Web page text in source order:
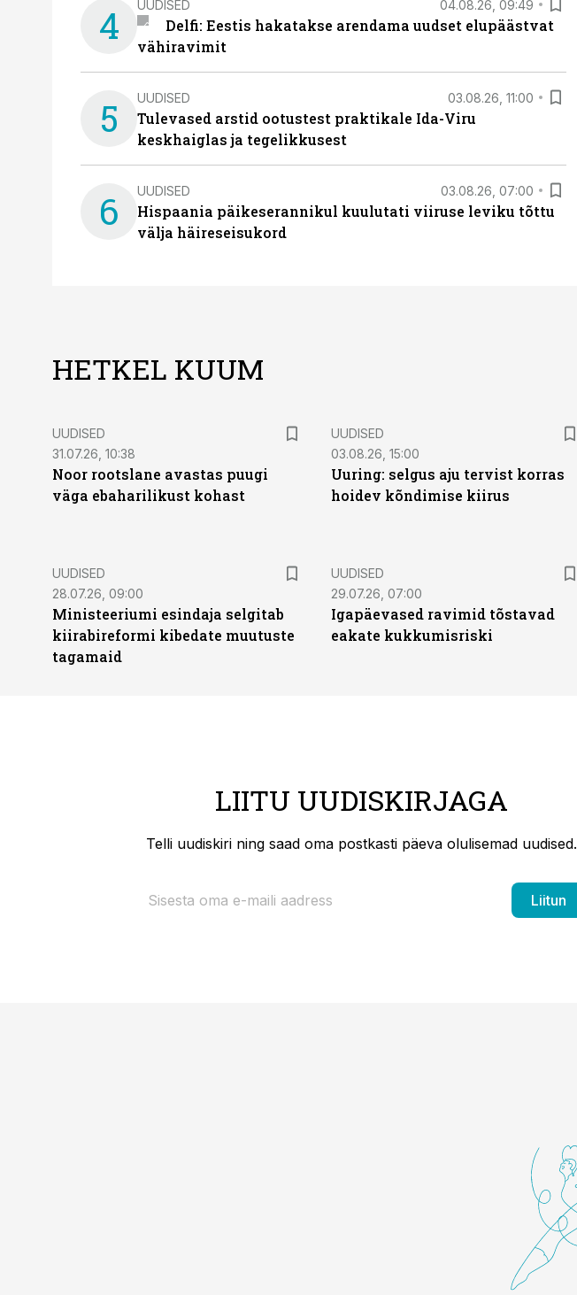
4 UUDISED 04.08.26, 09:49
Delfi: Eestis hakatakse arendama uudset elupäästvat
vähiravimit
5 UUDISED 03.08.26, 11:00
Tulevased arstid ootustest praktikale Ida-Viru
keskhaiglas ja tegelikkusest
6 UUDISED 03.08.26, 07:00
Hispaania päikeserannikul kuulutati viiruse leviku tõttu
välja häireseisukord
HETKEL KUUM
UUDISED
31.07.26, 10:38
Noor rootslane avastas puugi
väga ebaharilikust kohast
UUDISED
03.08.26, 15:00
Uuring: selgus aju tervist korras
hoidev kõndimise kiirus
UUDISED
28.07.26, 09:00
Ministeeriumi esindaja selgitab
kiirabireformi kibedate muutuste
tagamaid
UUDISED
29.07.26, 07:00
Igapäevased ravimid tõstavad
eakate kukkumisriski
LIITU UUDISKIRJAGA
Telli uudiskiri ning saad oma postkasti päeva olulisemad uudised.
Liitun